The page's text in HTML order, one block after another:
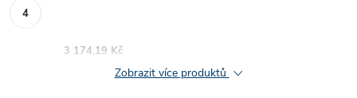
3 174,19 Kč
Zobrazit více produktů